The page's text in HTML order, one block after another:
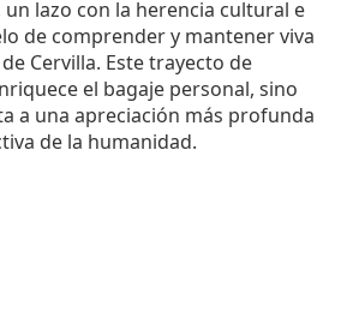
lazo con la herencia cultural e
de comprender y mantener viva
Cervilla. Este trayecto de
el bagaje personal, sino
a una apreciación más profunda
de la humanidad.